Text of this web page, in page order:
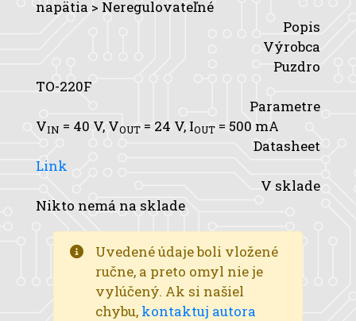
napätia > Neregulovateľné
Popis
Výrobca
Puzdro
TO-220F
Parametre
VIN = 40 V, VOUT = 24 V, IOUT = 500 mA
Datasheet
Link
V sklade
Nikto nemá na sklade
Uvedené údaje boli vložené
ručne, a preto omyl nie je
vylúčený. Ak si našiel
chybu, kontaktuj autora